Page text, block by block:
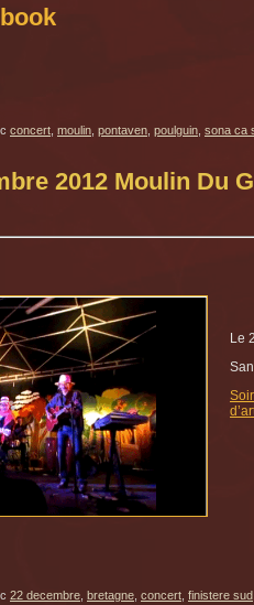
concert moulin pontaven poulguin sona ca
2012 Moulin Du
Le
22 decembre bretagne concert finistere sud